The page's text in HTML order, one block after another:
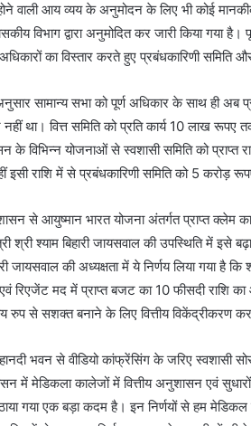
वाली आय व्यय के अनुमोदन के लिए भी कोई
विभाग द्वारा अनुमोदित कर जारी किया गया
का विस्तार करते हुए प्रबंधकारिणी समिति
सामान्य सभा को पूर्ण अधिकार के साथ ही अब
था। वित्त समिति को प्रति कार्य 10 लाख
के विभिन्न योजनाओं से स्वशासी समिति को
इसी राशि में से प्रबंधकारिणी समिति को 5 करोड़
से आयुष्मान भारत योजना अंतर्गत प्राप्त क्लेम का
श्री श्याम बिहारी जायसवाल की उपस्थिति में
जायसवाल की अध्यक्षता में ये निर्णय लिया गया है
रिएजेंट मद में प्राप्त बजट का 10 फीसदी राशि
रुप से सशक्त बनाने के लिए वित्तीय विकेंद्रीकरण
भवन से वीडियो कांफ्रेंसिंग के जरिए स्वशासी
में मेडिकला कालेजों में वित्तीय अनुशासन एवं
गया एक बड़ा कदम है। इन निर्णयों से हम